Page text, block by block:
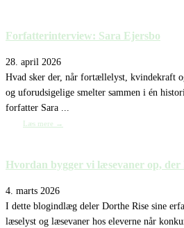
Forfatterinterview: Sara Ejersbo
28. april 2026
Hvad sker der, når fortællelyst, kvindekraft
og uforudsigelige smelter sammen i én
forfatter Sara ...
Læs mere →
Hvordan bygger vi læsevaner op,
4. marts 2026
I dette blogindlæg deler Dorthe Rise sine
læselyst og læsevaner hos eleverne når